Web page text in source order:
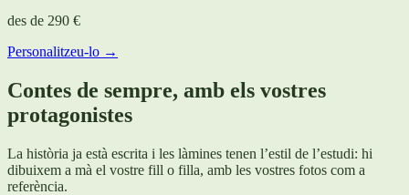
des de 290 €
Personalitzeu-lo →
Contes de sempre, amb els vostres
protagonistes
La història ja està escrita i les làmines tenen l’estil de l’estudi: hi
dibuixem a mà el vostre fill o filla, amb les vostres fotos com a
referència.